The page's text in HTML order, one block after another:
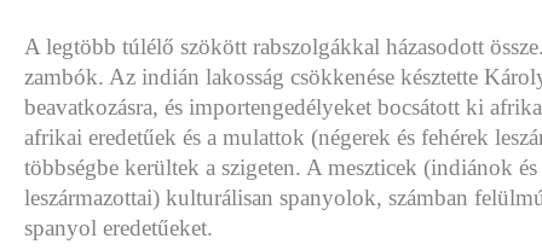
A legtöbb túlélő szökött rabszolgákkal házasodott
zambók. Az indián lakosság csökkenése késztette
beavatkozásra, és importengedélyeket bocsátott ki
afrikai eredetűek és a mulattok (négerek és fehérek
többségbe kerültek a szigeten. A meszticek (indiánok
leszármazottai) kulturálisan spanyolok, számban
spanyol eredetűeket.